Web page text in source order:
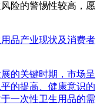
险的警惕性较高，愿
品产业现状及消费者
的关键时期，市场呈
的提高、健康意识的
一次性卫生用品的需